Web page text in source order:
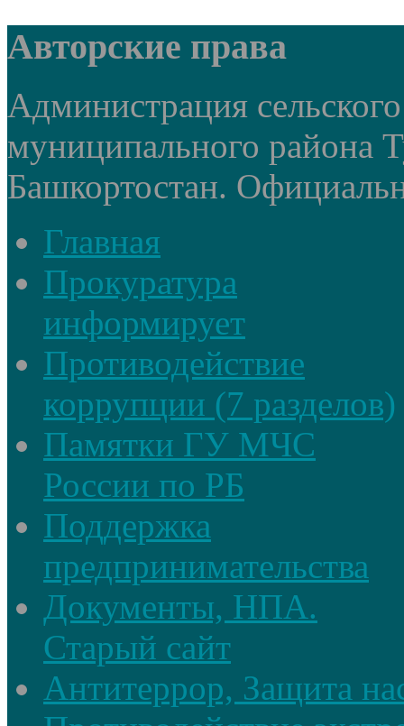
Авторские права
Администрация
муниципального района
Башкортостан.
Главная
Прокуратура
информирует
Противодействие
коррупции (7 разделов)
Памятки ГУ МЧС
России по РБ
Поддержка
предпринимательства
Документы, НПА.
Старый сайт
Антитеррор, Защита